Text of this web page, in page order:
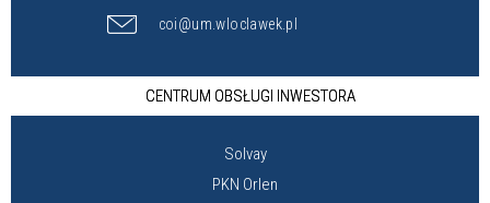
coi@um.wloclawek.pl
CENTRUM OBSŁUGI INWESTORA
Solvay
PKN Orlen